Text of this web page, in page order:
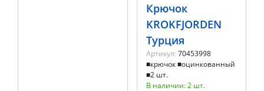
Крючок
KROKFJORDEN
Турция
Артикул: 70453998
■крючок ■оцинкованный
■2 шт.
В наличии: 2 шт.